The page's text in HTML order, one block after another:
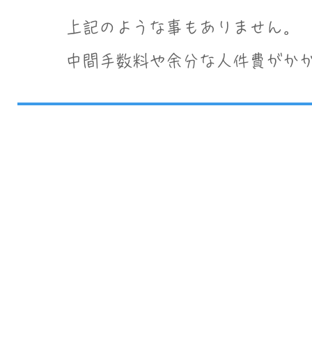
​上記のような事もありません。​
中間手数料や余分な人件費がか